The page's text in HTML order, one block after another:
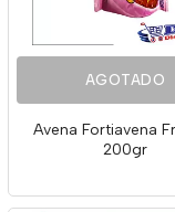
AGOTADO
Avena Fortiavena
200gr